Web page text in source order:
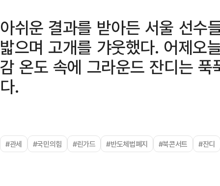
아쉬운 결과를 받아든 서울 선수
밟으며 고개를 갸웃했다. 어제오
감 온도 속에 그라운드 잔디는
다.
#관세 #국민의힘 #린가드 #반도체법폐지 #북콘서트 #잔디